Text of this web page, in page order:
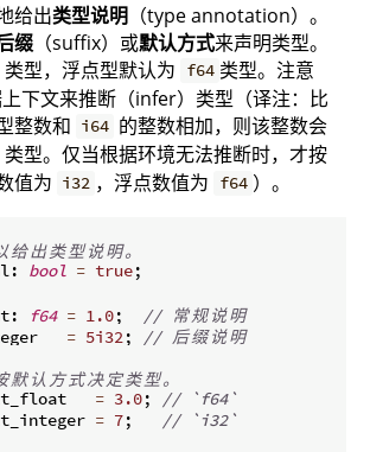
给出类型说明 （type annotation）。
缀 （suffix）或默认方式来声明类型。
类型，浮点型默认为 f64 类型。注意
下文来推断（infer）类型（译注：比
整数和 i64 的整数相加，则该整数会
类型。仅当根据环境无法推断时，才按
值为 i32 ，浮点数值为 f64 ）。
给出类 型 说明。
: bool = true;
: f64 = 1.0; // 常 规 说明
= 5i32 ; // 后缀 说明
默 认 方 式决 定类 型。
= 3.0;
// `f64`
= 7; // `i32`